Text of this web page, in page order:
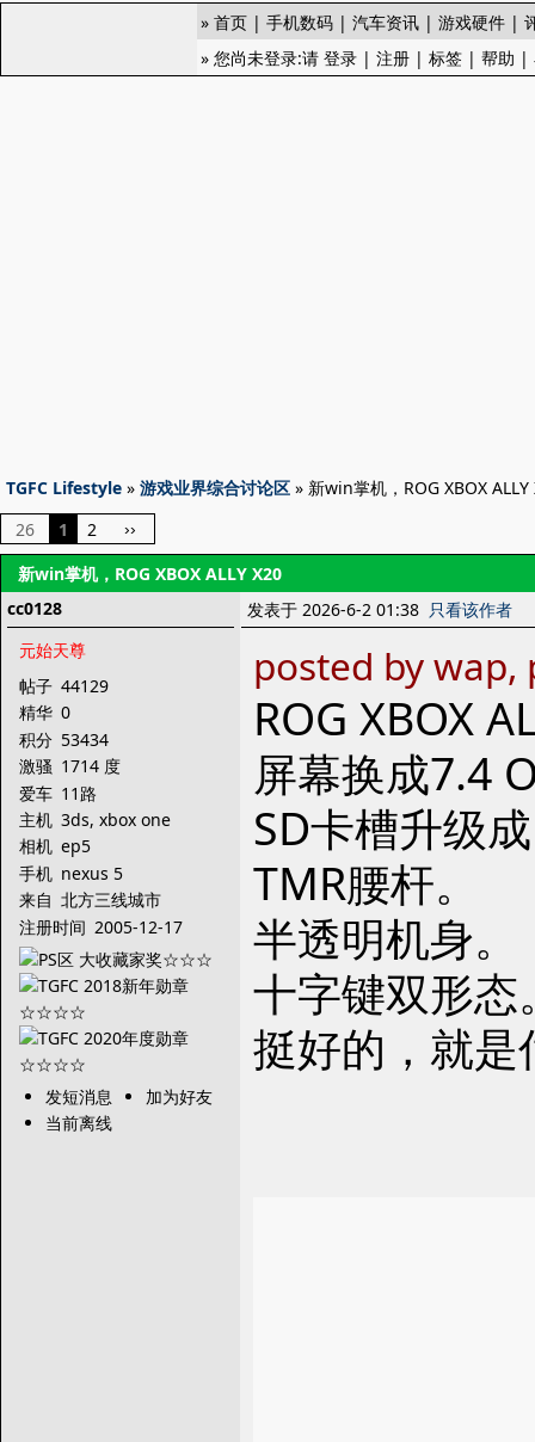
» 首页 | 手机数码 | 汽车资讯 | 游戏硬件 |
» 您尚未登录:请 登录 | 注册 | 标签 | 帮助 |
TGFC Lifestyle » 游戏业界综合讨论区 » 新win掌机，ROG XBOX ALLY
26
1 2 ››
新win掌机，ROG XBOX ALLY X20
cc0128
元始天尊
帖子 44129
精华 0
积分 53434
激骚 1714 度
爱车 11路
主机 3ds, xbox one
相机 ep5
手机 nexus 5
来自 北方三线城市
注册时间 2005-12-17
发短消息
加为好友
当前离线
发表于 2026-6-2 01:38 只看该作者
posted by wap,
ROG XBOX
屏幕换成7.4
SD卡槽升级
TMR腰杆。
半透明机身。
十字键双形态
挺好的，就